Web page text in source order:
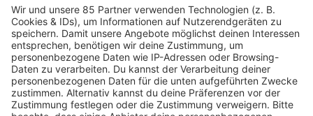
KW30 Album der Woche